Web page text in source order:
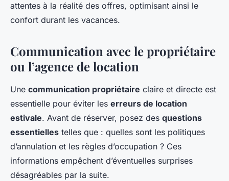
attentes à la réalité des offres, optimisant ainsi le
confort durant les vacances.
Communication avec le propriétaire
ou l’agence de location
Une communication propriétaire claire et directe est
essentielle pour éviter les erreurs de location
estivale. Avant de réserver, posez des questions
essentielles telles que : quelles sont les politiques
d’annulation et les règles d’occupation ? Ces
informations empêchent d’éventuelles surprises
désagréables par la suite.